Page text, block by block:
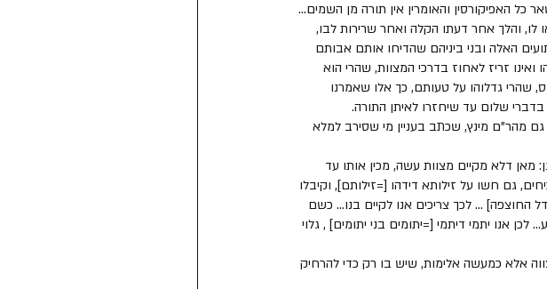
כל האפיקורסין והאומרין אין תורה מן השמים...
והלך אחר דעתו הקלה ואחר שרירות לבו,
האלה ובני ביניהם שהדיחו אותם אבותם
ואינו זריז לאחוז בדרכי המצוות, שהרי הוא
שהרי גדלוהו על טעותם, כך אלו שאמרנו
שלום עד שיחזרו לאיתן התורה.
מהר"ם מינץ, שכתב בעניין מי שסירב למלא
מאן דלא מקיים מצוות עשה, מכין אותו עד
גם חשו על זילותא דידהו [=זילותם], וקיבלו
... לכך צריכים אנו לקיים בנו... כשם
יתמי דיתמי [=יתומים בני יתומים] , גלוי
אלא כמעשה אלימות, שיש בו רק כדי להרחיק